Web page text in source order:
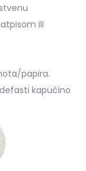
ili
papira.
kapućino